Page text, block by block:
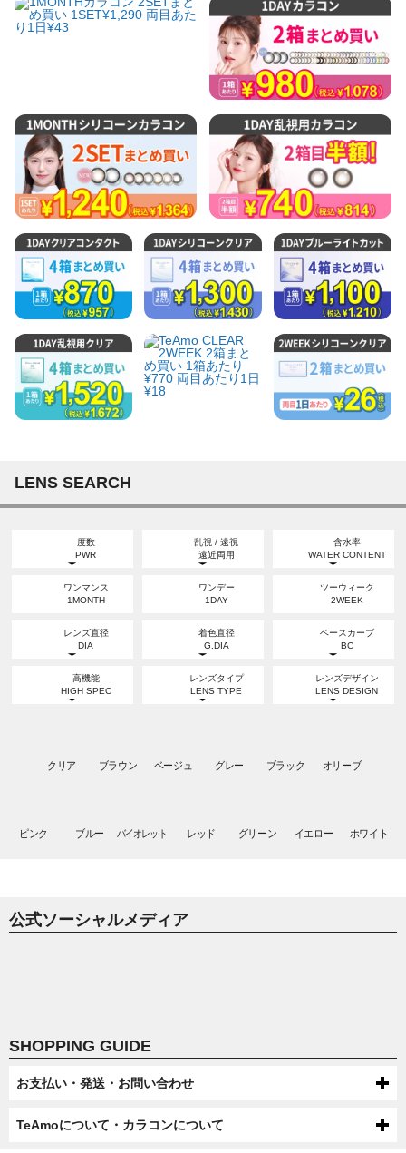
LENS SEARCH
度数
PWR
NON-PWR
POWERED
乱視 / 遠視
遠近両用
TORIC
FARSIGHT
遠近両用
含水率
WATER CONTENT
HIGH WATER
LOW WATER
ワンマンス
1MONTH
ワンデー
1DAY
ツーウィーク
2WEEK
レンズ直径
DIA
14.0mm
14.3mm
15.0mm
着色直径
G.DIA
12.6mm
13.3mm 13.4mm 13.5mm
ベースカーブ
BC
8.5mm
8.7mm
高機能
HIGH SPEC
UV CUT
シリコーン
レンズタイプ
LENS TYPE
NATURAL
ハーフ
レンズデザイン
LENS DESIGN
GLIITER
フチなし
クリア ブラウン ベージュ グレー ブラック オリーブ
ピンク ブルー バイオレット レッド グリーン イエロー ホワイト
公式ソーシャルメディア
SHOPPING GUIDE
お支払い・発送・お問い合わせ
TeAmoについて・カラコンについて